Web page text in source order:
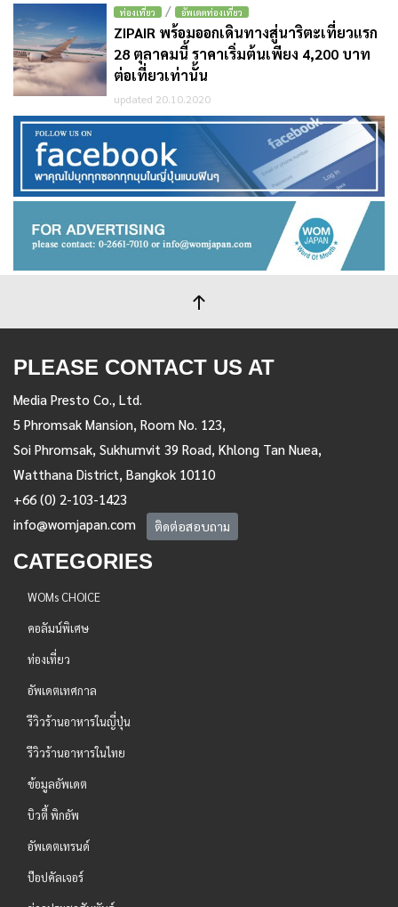
ท่องเที่ยว / อัพเดตท่องเที่ยว
ZIPAIR พร้อมออกเดินทางสู่นาริตะเที่ยวแรก
28 ตุลาคมนี้ ราคาเริ่มต้นเพียง 4,200 บาท
ต่อเที่ยวเท่านั้น
updated 20.10.2020
PLEASE CONTACT US AT
Media Presto Co., Ltd.
5 Phromsak Mansion, Room No. 123,
Soi Phromsak, Sukhumvit 39 Road, Khlong Tan Nuea,
Watthana District, Bangkok 10110
+66 (0) 2-103-1423
info@womjapan.com
ติดต่อสอบถาม
CATEGORIES
WOMs CHOICE
คอลัมน์พิเศษ
ท่องเที่ยว
อัพเดตเทศกาล
รีวิวร้านอาหารในญี่ปุ่น
รีวิวร้านอาหารในไทย
ข้อมูลอัพเดต
บิวตี้ พิกอัพ
อัพเดตเทรนด์
ป๊อปคัลเจอร์